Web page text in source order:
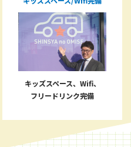
キッズスペース、Wifi、
フリードリンク完備